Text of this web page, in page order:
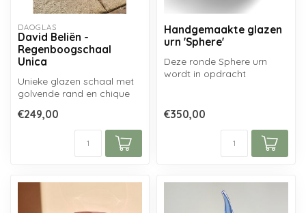
DAOGLAS
David Beliën -
Regenboogschaal
Unica
Unieke glazen schaal met
golvende rand en chique
handgemaakt u...
€249,00
Handgemaakte glazen
urn 'Sphere'
Deze ronde Sphere urn
wordt in opdracht
€350,00